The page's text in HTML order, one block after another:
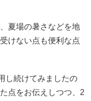
夏場の暑さなどを地
けない点も便利な点
し続けてみましたの
点をお伝えしつつ、2